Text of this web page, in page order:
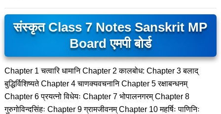
संस्कृत Class 7 Notes Sanskrit MP
Board एमपी बोर्ड
Chapter 1 चत्वारि धामानि Chapter 2 कालबोध: Chapter 3 बलाद्
बुद्धिर्विशिष्यते Chapter 4 चाणक्यवचनानि Chapter 5 रक्षाबन्धनम्
Chapter 6 प्रयत्नो विधेयः Chapter 7 भोपालनगरम् Chapter 8
गुरुगोविन्दसिंहः Chapter 9 ग्रामजीवनम् Chapter 10 महर्षिः पाणिनिः